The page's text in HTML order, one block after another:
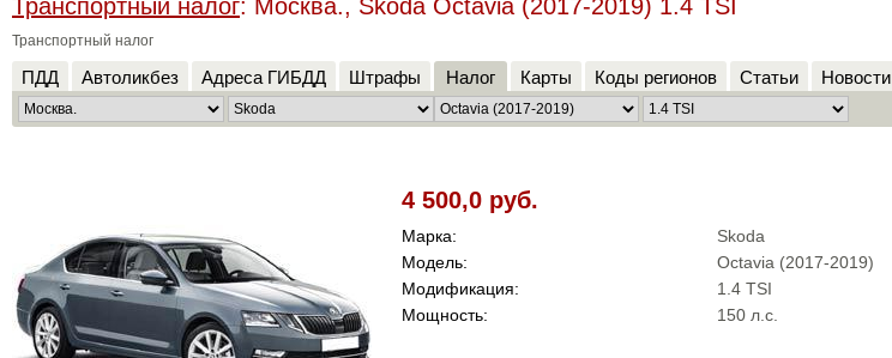
Транспортный налог: Москва., Skoda Octavia (2017-2019) 1.4 TSI
Транспортный налог
ПДД Автоликбез Адреса ГИБДД Штрафы Налог Карты Коды регионов Статьи Новости
4 500,0 руб.
Марка:
Skoda
Модель:
Octavia (2017-2019)
Модификация:
1.4 TSI
Мощность:
150 л.с.